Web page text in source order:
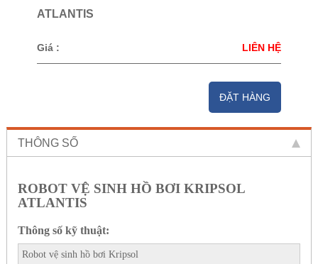
ATLANTIS
Giá : LIÊN HỆ
ĐẶT HÀNG
THÔNG SỐ
ROBOT VỆ SINH HỒ BƠI KRIPSOL
ATLANTIS
Thông số kỹ thuật:
Robot vệ sinh hồ bơi Kripsol